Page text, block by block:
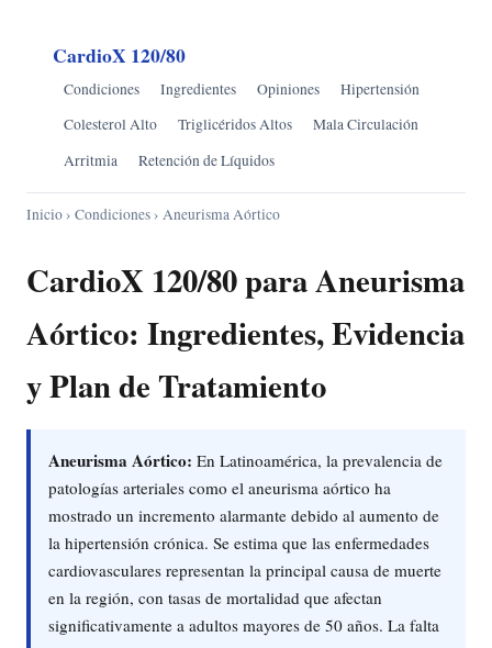
CardioX 120/80
Condiciones Ingredientes Opiniones
Hipertensión
Colesterol Alto
Triglicéridos Altos
Mala Circulación
Arritmia
Retención de Líquidos
Inicio› Condiciones› Aneurisma Aórtico
CardioX 120/80 para Aneurisma
Aórtico: Ingredientes, Evidencia
y Plan de Tratamiento
Aneurisma Aórtico: En Latinoamérica, la prevalencia de
patologías arteriales como el aneurisma aórtico ha
mostrado un incremento alarmante debido al aumento de
la hipertensión crónica. Se estima que las enfermedades
cardiovasculares representan la principal causa de muerte
en la región, con tasas de mortalidad que afectan
significativamente a adultos mayores de 50 años. La falta